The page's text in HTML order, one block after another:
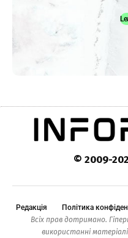
© 2009-
Редакція Політика
Всіх прав дотримано.
використанні